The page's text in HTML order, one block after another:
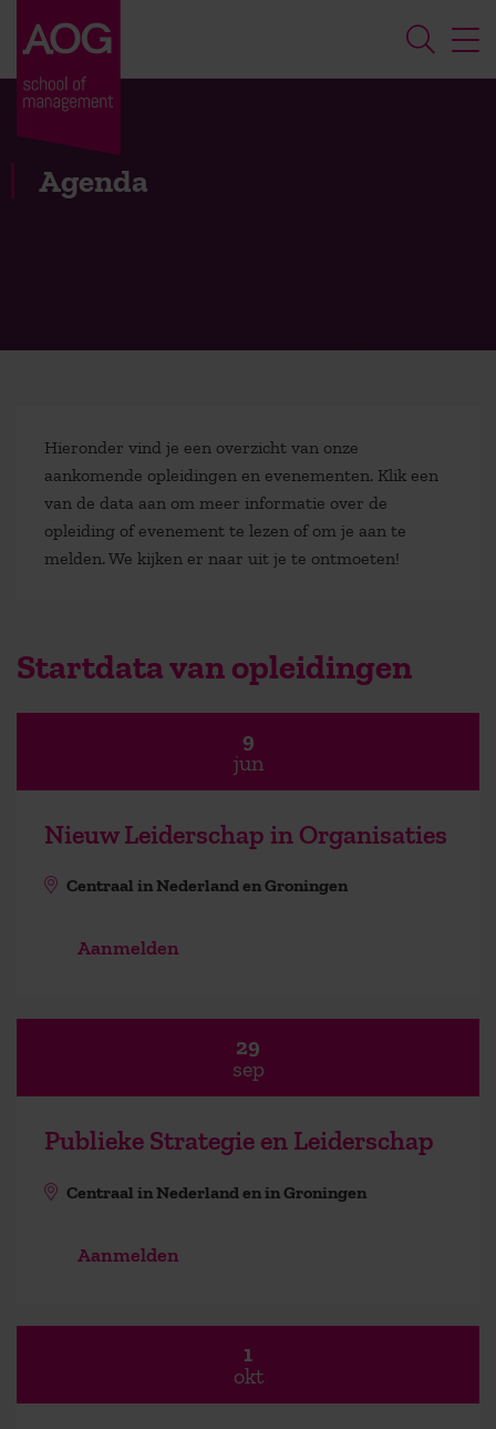
Agenda
Hieronder vind je een overzicht van onze
aankomende opleidingen en evenementen. Klik een
van de data aan om meer informatie over de
opleiding of evenement te lezen of om je aan te
melden. We kijken er naar uit je te ontmoeten!
Startdata van opleidingen
9
jun
Nieuw Leiderschap in Organisaties
Centraal in Nederland en Groningen
Aanmelden
29
sep
Publieke Strategie en Leiderschap
Centraal in Nederland en in Groningen
Aanmelden
1
okt